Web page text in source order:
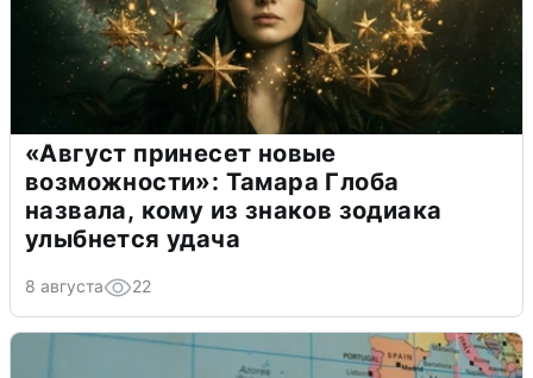
«Август принесет новые
возможности»: Тамара Глоба
назвала, кому из знаков зодиака
улыбнется удача
8 августа 22